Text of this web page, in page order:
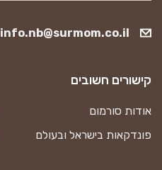
info.nb@surmom.co.il
קישורים חשובים
אודות סורמום
פונדקאות בישראל ובעולם